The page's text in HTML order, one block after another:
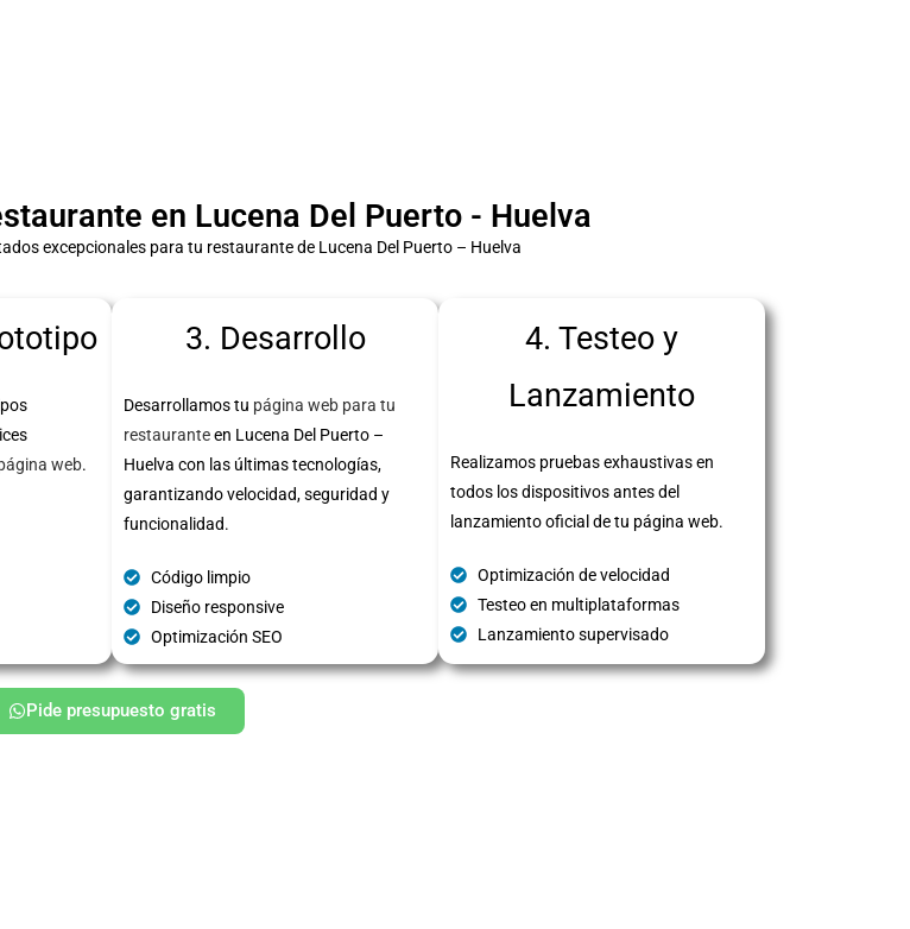
en Lucena Del Puerto - Huelva
excepcionales para tu restaurante de Lucena Del Puerto – Huelva
web.
3. Desarrollo
Desarrollamos tu página web para tu
restauranteen Lucena Del Puerto –
Huelva con las últimas tecnologías,
garantizando velocidad, seguridad y
funcionalidad.
Código limpio
Diseño responsive
Optimización SEO
4. Testeo y
Lanzamiento
Realizamos pruebas exhaustivas en
todos los dispositivos antes del
lanzamiento oficial de tu página web.
Optimización de velocidad
Testeo en multiplataformas
Lanzamiento supervisado
Pide presupuesto gratis